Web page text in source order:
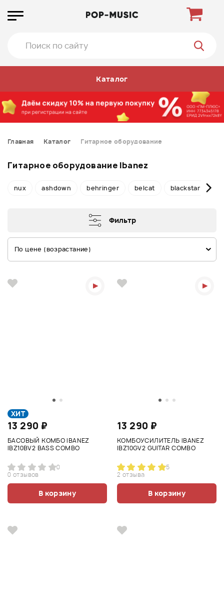
Каталог
Главная Каталог Гитарное оборудование
Гитарное оборудование Ibanez
nux ashdown behringer belcat blackstar
Фильтр
По цене (возрастание)
ХИТ
13 290 ₽
БАСОВЫЙ КОМБО IBANEZ
IBZ10BV2 BASS COMBO
0
0 отзывов
В корзину
13 290 ₽
КОМБОУСИЛИТЕЛЬ IBANEZ
IBZ10GV2 GUITAR COMBO
5
2 отзыва
В корзину